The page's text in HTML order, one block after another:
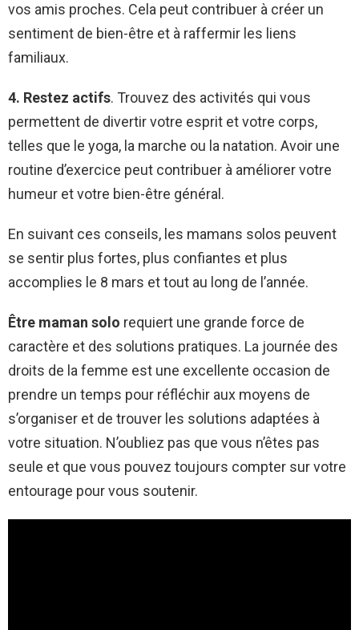
vos amis proches. Cela peut contribuer à créer un
sentiment de bien-être et à raffermir les liens
familiaux.
4. Restez actifs. Trouvez des activités qui vous
permettent de divertir votre esprit et votre corps,
telles que le yoga, la marche ou la natation. Avoir une
routine d’exercice peut contribuer à améliorer votre
humeur et votre bien-être général.
En suivant ces conseils, les mamans solos peuvent
se sentir plus fortes, plus confiantes et plus
accomplies le 8 mars et tout au long de l’année.
Être maman solo requiert une grande force de
caractère et des solutions pratiques. La journée des
droits de la femme est une excellente occasion de
prendre un temps pour réfléchir aux moyens de
s’organiser et de trouver les solutions adaptées à
votre situation. N’oubliez pas que vous n’êtes pas
seule et que vous pouvez toujours compter sur votre
entourage pour vous soutenir.